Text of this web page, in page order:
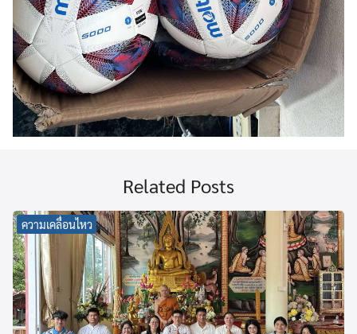
Related Posts
ความเคลื่อนไหว